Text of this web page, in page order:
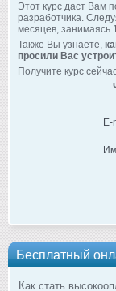
Этот курс даст Вам
разработчика.
месяцев, занимаясь
Также Вы узнаете,
просили Вас
Получите курс
E-
Бесплатный
Как стать